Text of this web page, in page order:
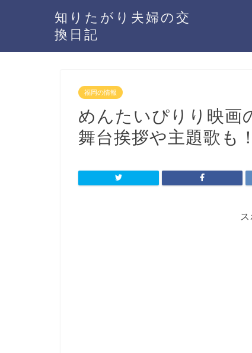
知りたがり夫婦の交
換日記
福岡の情報
めんたいぴりり映画
舞台挨拶や主題歌も！